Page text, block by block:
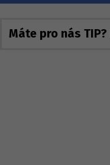
Máte pro nás TIP?